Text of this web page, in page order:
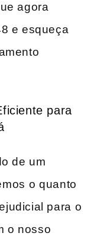
agora
e esqueça
para
de um
⁤o quanto
para ⁣o
o nosso